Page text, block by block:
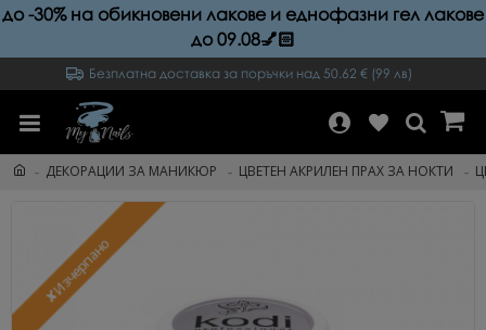
до -30% на обикновени лакове и еднофазни гел лакове
до 09.08💅🏻
Безплатна доставка за поръчки над 50.62 € (99 лв)
ДЕКОРАЦИИ ЗА МАНИКЮР ЦВЕТЕН АКРИЛЕН ПРАХ ЗА НОКТИ
✘Изчерпано